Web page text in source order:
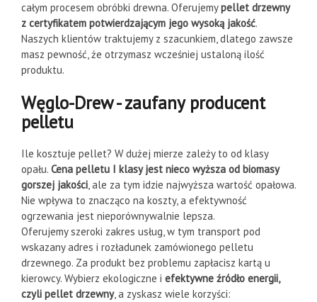
całym procesem obróbki drewna. Oferujemypellet drzewny
z certyfikatem potwierdzającym jego wysoką jakość.
Naszych klientów traktujemy z szacunkiem, dlatego zawsze
masz pewność, że otrzymasz wcześniej ustaloną ilość
produktu.
Węglo-Drew - zaufany producent
pelletu
Ile kosztuje pellet? W dużej mierze zależy to od klasy
opału. Cena pelletu I klasy jest nieco wyższa od biomasy
gorszej jakości, ale za tym idzie najwyższa wartość opałowa.
Nie wpływa to znacząco na koszty, a efektywność
ogrzewania jest nieporównywalnie lepsza.
Oferujemy szeroki zakres usług, w tym transport pod
wskazany adres i rozładunek zamówionego pelletu
drzewnego. Za produkt bez problemu zapłacisz kartą u
kierowcy. Wybierz ekologiczne i efektywne źródło energii,
czyli pellet drzewny, a zyskasz wiele korzyści: